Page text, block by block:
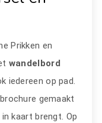
Prikken en
wandelbord
iedereen op pad.
gemaakt
kaart brengt. Op